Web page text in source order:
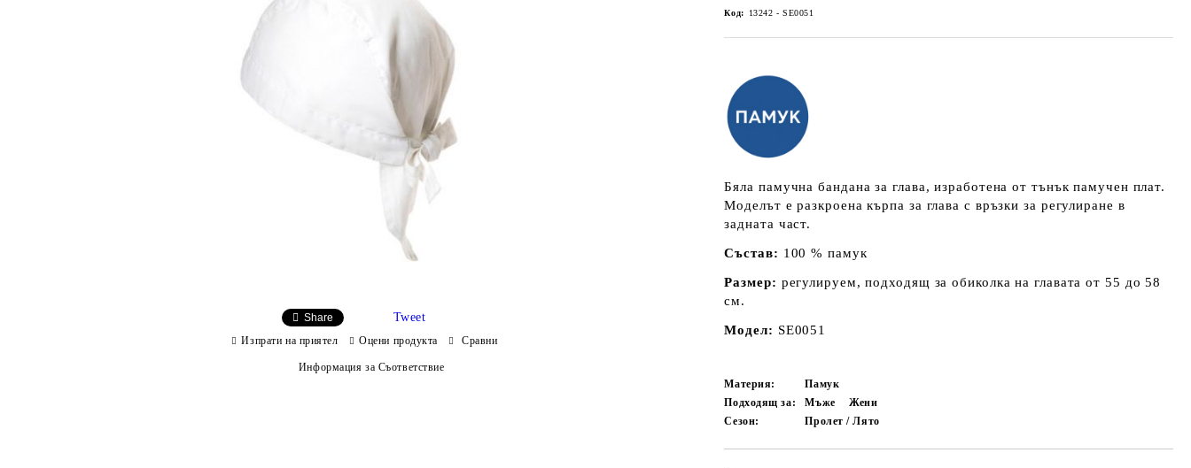
Код: 13242 - SE0051
Бяла памучна бандана за глава, изработена от тънък памучен плат.
Моделът е разкроена кърпа за глава с връзки за регулиране в
задната част.
Състав: 100 % памук
Размер: регулируем, подходящ за обиколка на главата от 55 до 58
см.
Модел: SE0051
Материя:
Памук
Подходящ за:
Мъже
Жени
Сезон:
Пролет / Лято
Share Tweet
Изпрати на приятел Оцени продукта Сравни
Информация за Съответствие